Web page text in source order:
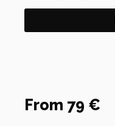
From 79 €